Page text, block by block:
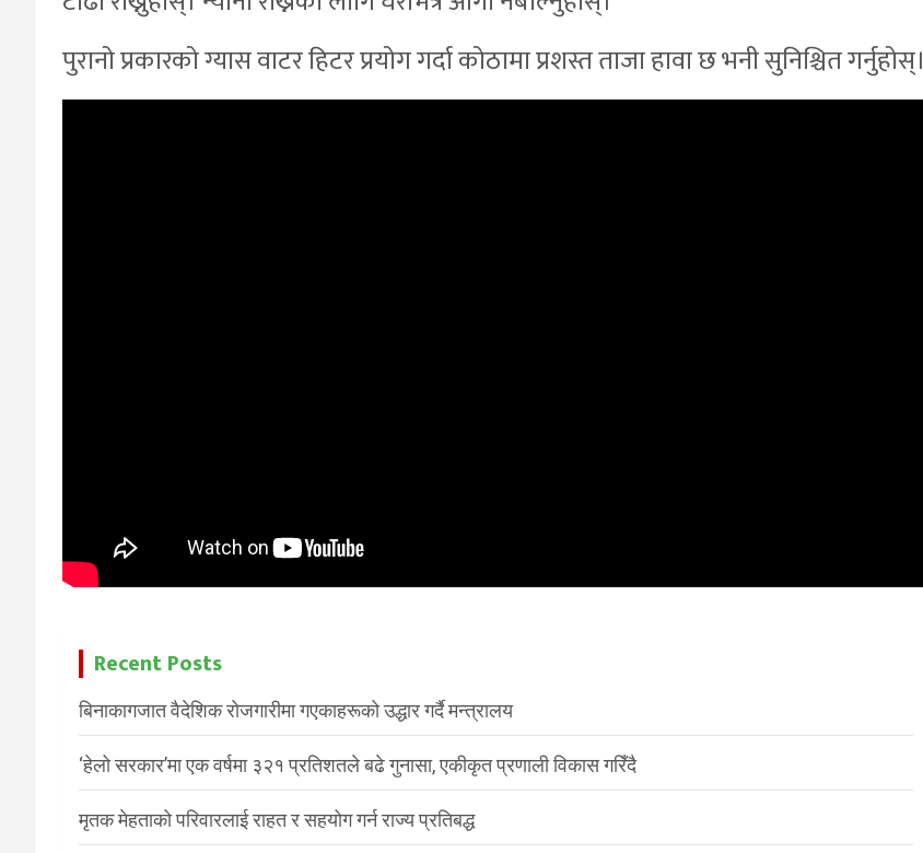
पुरानो प्रकारको ग्यास वाटर हिटर प्रयोग गर्दा कोठामा प्रशस्त ताजा हावा छ भनी सुनिश्चित गर्नुहोस्।
Recent Posts
बिनाकागजात वैदेशिक रोजगारीमा गएकाहरूको उद्धार गर्दै मन्त्रालय
‘हेलो सरकार’मा एक वर्षमा ३२१ प्रतिशतले बढे गुनासा, एकीकृत प्रणाली विकास गरिँदै
मृतक मेहताको परिवारलाई राहत र सहयोग गर्न राज्य प्रतिबद्ध